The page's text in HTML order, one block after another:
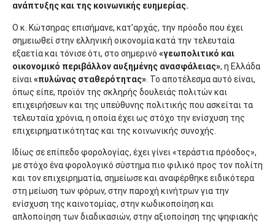
ανάπτυξης και της κοινωνικής ευημερίας.
Ο κ. Κώτσηρας επισήμανε, κατ’αρχάς, την πρόοδο που έχει
σημειωθεί στην ελληνική οικονομία κατά την τελευταία
εξαετία και τόνισε ότι, στο σημερινό «γεωπολιτικό και
οικονομικό περιβάλλον αυξημένης ανασφάλειας», η Ελλάδα
είναι «πυλώνας σταθερότητας» . Το αποτέλεσμα αυτό είναι,
όπως είπε, προϊόν της σκληρής δουλειάς πολιτών και
επιχειρήσεων και της υπεύθυνης πολιτικής που ασκείται τα
τελευταία χρόνια, η οποία έχει ως στόχο την ενίσχυση της
επιχειρηματικότητας και της κοινωνικής συνοχής.
Ιδίως σε επίπεδο φορολογίας, έχει γίνει «τεράστια πρόοδος»,
με στόχο ένα φορολογικό σύστημα πιο φιλικό προς τον πολίτη
και τον επιχειρηματία, σημείωσε και αναφέρθηκε ειδικότερα
στη μείωση των φόρων, στην παροχή κινήτρων για την
ενίσχυση της καινοτομίας, στην κωδικοποίηση και
απλοποίηση των διαδικασιών, στην αξιοποίηση της ψηφιακής